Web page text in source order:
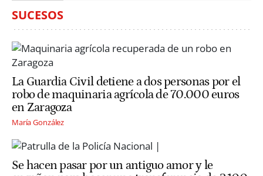
SUCESOS
La Guardia Civil detiene a dos personas por el
robo de maquinaria agrícola de 70.000 euros
en Zaragoza
María González
Se hacen pasar por un antiguo amor y le